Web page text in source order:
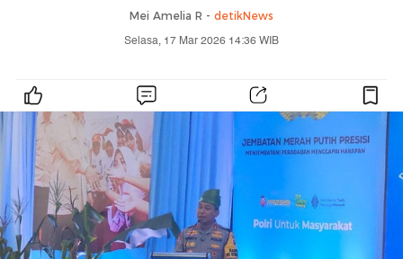
Mei Amelia R - detikNews
Selasa, 17 Mar 2026 14:36 WIB